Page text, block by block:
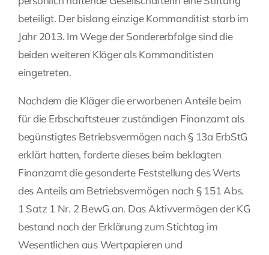
beteiligt. Der bislang einzige Kommanditist starb im
Jahr 2013. Im Wege der Sondererbfolge sind die
beiden weiteren Kläger als Kommanditisten
eingetreten.
Nachdem die Kläger die erworbenen Anteile beim
für die Erbschaftsteuer zuständigen Finanzamt als
begünstigtes Betriebsvermögen nach § 13a ErbStG
erklärt hatten, forderte dieses beim beklagten
Finanzamt die gesonderte Feststellung des Werts
des Anteils am Betriebsvermögen nach § 151 Abs.
1 Satz 1 Nr. 2 BewG an. Das Aktivvermögen der KG
bestand nach der Erklärung zum Stichtag im
Wesentlichen aus Wertpapieren und